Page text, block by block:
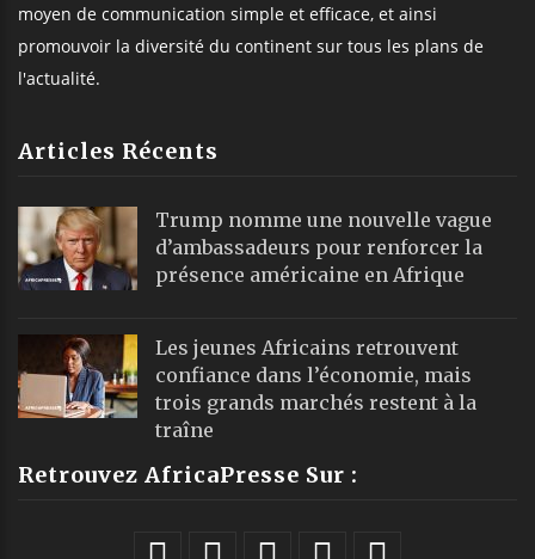
moyen de communication simple et efficace, et ainsi
promouvoir la diversité du continent sur tous les plans de
l'actualité.
Articles Récents
Trump nomme une nouvelle vague
d’ambassadeurs pour renforcer la
présence américaine en Afrique
Les jeunes Africains retrouvent
confiance dans l’économie, mais
trois grands marchés restent à la
traîne
Retrouvez AfricaPresse Sur :